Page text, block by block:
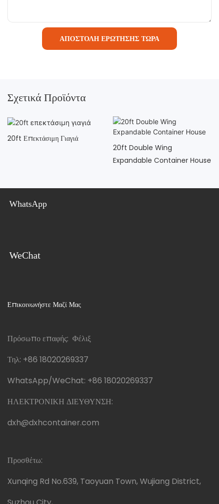
ΑΠΟΣΤΟΛΉ ΕΡΏΤΗΣΗΣ ΤΏΡΑ
Σχετικά Προϊόντα
20ft Επεκτάσιμη Γιαγιά
20ft Double Wing
Expandable Container House
WhatsApp
WeChat
Επικοινωνήστε Μαζί Μας
Πρόσωπο επαφής: Φέλιξ
Τηλ: +86 18020269337
WhatsApp/WeChat: +86 18020269337
ΗΛΕΚΤΡΟΝΙΚΗ ΔΙΕΥΘΥΝΣΗ:
dxh@dxhcontainer.com
Προσθέτω:
Xunqing Rd No.639, Taoyuan Town, Wujiang District,